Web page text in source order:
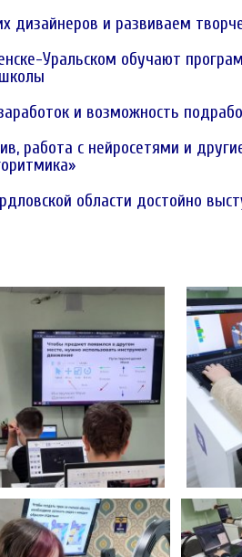
дизайнеров и развиваем
Уральском обучают
и возможность
работа с нейросетями и
области достойно